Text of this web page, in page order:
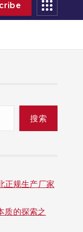
搜索
正规生产厂家
质的探索之